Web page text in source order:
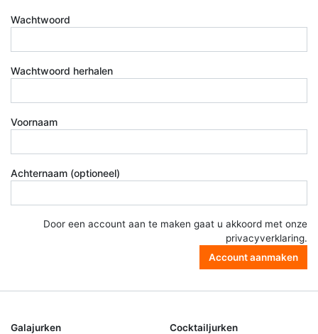
Wachtwoord
Wachtwoord herhalen
Voornaam
Achternaam (optioneel)
Door een account aan te maken gaat u akkoord met onze
privacyverklaring.
Account aanmaken
Galajurken Cocktailjurken